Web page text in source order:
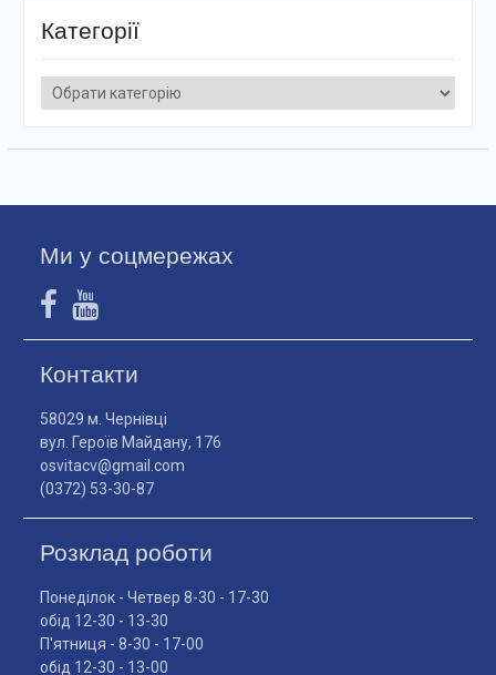
Категорії
Категорії
Ми у соцмережах
Контакти
58029 м. Чернівці
вул. Героїв Майдану, 176
osvitacv@gmail.com
(0372) 53-30-87
Розклад роботи
Понеділок - Четвер 8-30 - 17-30
обід 12-30 - 13-30
П'ятниця - 8-30 - 17-00
обід 12-30 - 13-00